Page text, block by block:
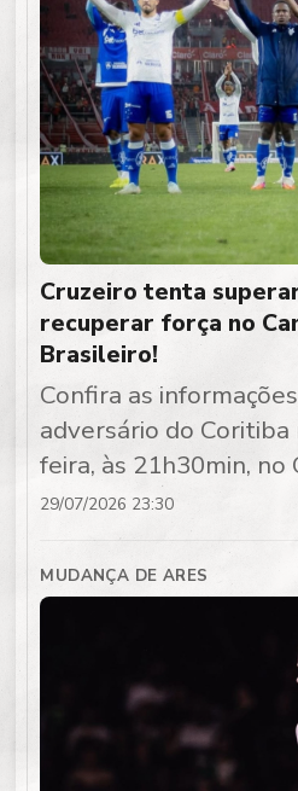
Cruzeiro tenta
recuperar força no
Brasileiro!
Confira as
adversário do
feira, às 21h30min, no
29/07/2026 23:30
MUDANÇA DE ARES